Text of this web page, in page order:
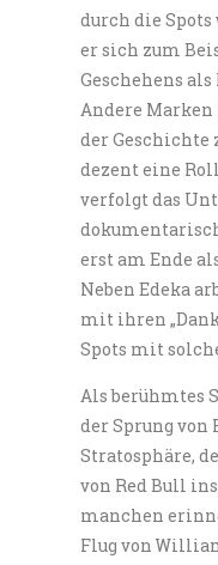
durch die
er sich zum
Geschehens
Andere
der Geschichte
dezent eine
verfolgt das
erst am Ende
Neben Edeka
mit ihren
Spots mit
Als berühmtes
der Sprung von
Stratosphäre,
von Red Bull
manchen
Flug von